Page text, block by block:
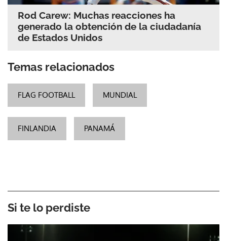
Rod Carew: Muchas reacciones ha
generado la obtención de la ciudadanía
de Estados Unidos
Temas relacionados
FLAG FOOTBALL MUNDIAL
FINLANDIA PANAMÁ
Si te lo perdiste